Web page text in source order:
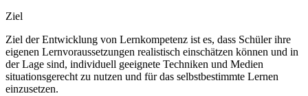
Ziel
Ziel der Entwicklung von Lernkompetenz ist es, dass Schüler ihre
eigenen Lernvoraussetzungen realistisch einschätzen können und in
der Lage sind, individuell geeignete Techniken und Medien
situationsgerecht zu nutzen und für das selbstbestimmte Lernen
einzusetzen.